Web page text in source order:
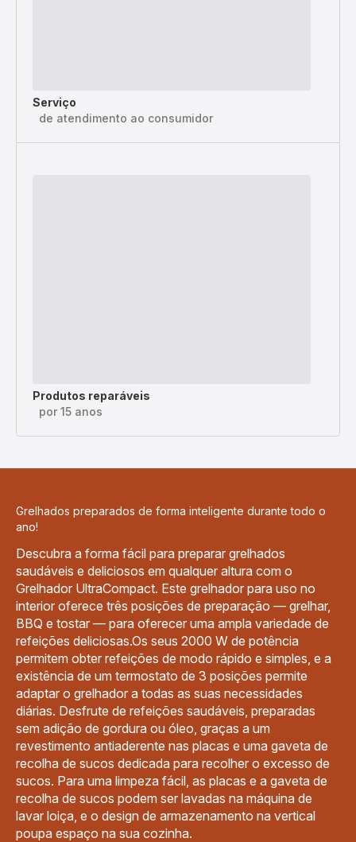
Serviço
de atendimento ao consumidor
Produtos reparáveis
por 15 anos
Grelhados preparados de forma inteligente durante todo o
ano!
Descubra a forma fácil para preparar grelhados
saudáveis e deliciosos em qualquer altura com o
Grelhador UltraCompact. Este grelhador para uso no
interior oferece três posições de preparação — grelhar,
BBQ e tostar — para oferecer uma ampla variedade de
refeições deliciosas.Os seus 2000 W de potência
permitem obter refeições de modo rápido e simples, e a
existência de um termostato de 3 posições permite
adaptar o grelhador a todas as suas necessidades
diárias. Desfrute de refeições saudáveis, preparadas
sem adição de gordura ou óleo, graças a um
revestimento antiaderente nas placas e uma gaveta de
recolha de sucos dedicada para recolher o excesso de
sucos. Para uma limpeza fácil, as placas e a gaveta de
recolha de sucos podem ser lavadas na máquina de
lavar loiça, e o design de armazenamento na vertical
poupa espaço na sua cozinha.